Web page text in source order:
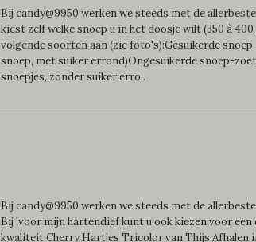
Bij candy@9950 werken we steeds met de
kiest zelf welke snoep u in het doosje wilt (350 à
volgende soorten aan (zie foto's):Gesuikerde
snoep, met suiker errond)Ongesuikerde snoep-
snoepjes, zonder suiker erro..
Bij candy@9950 werken we steeds met de
Bij 'voor mijn hartendief kunt u ook kiezen voor een
kwaliteit Cherry Hartjes Tricolor van Thijs.Afhalen